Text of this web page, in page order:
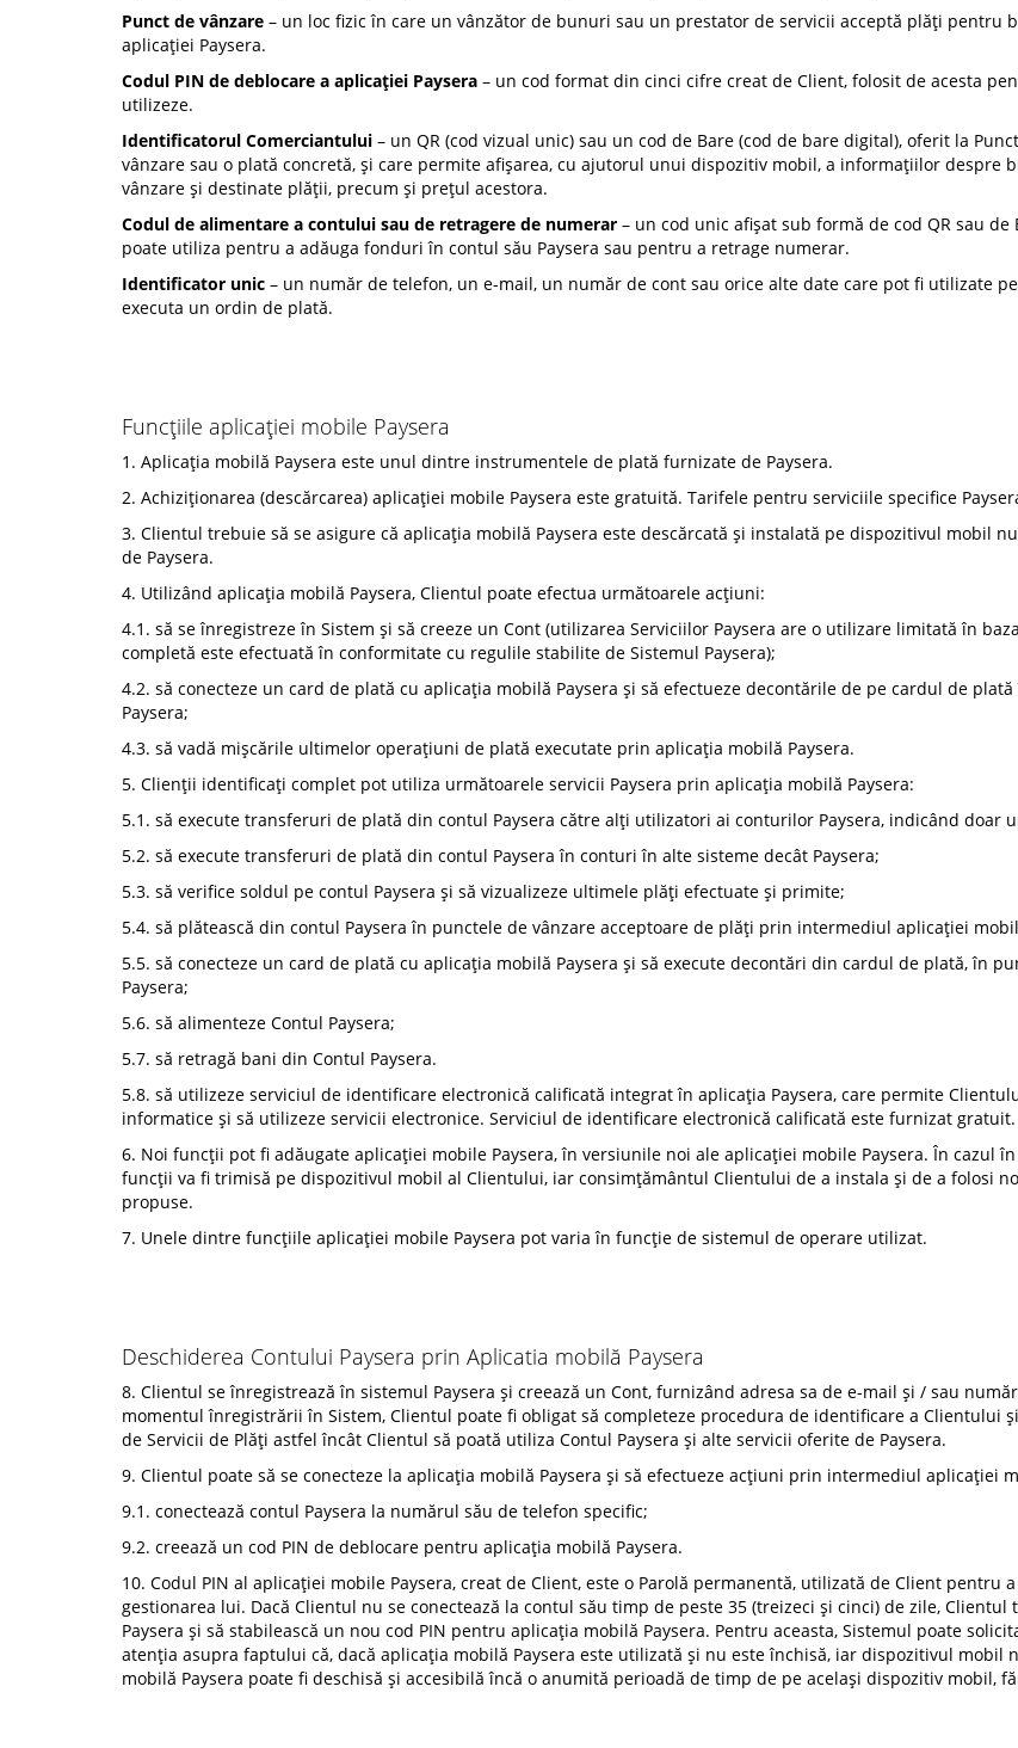
Punct de vânzare – un loc fizic în care un vânzător de bunuri sau un prestator de servicii acceptă plăți
aplicației Paysera.
Codul PIN de deblocare a aplicației Paysera – un cod format din cinci cifre creat de Client, folosit de acesta
utilizeze.
Identificatorul Comerciantului – un QR (cod vizual unic) sau un cod de Bare (cod de bare digital), oferit la
vânzare sau o plată concretă, și care permite afișarea, cu ajutorul unui dispozitiv mobil, a informațiilor despre
vânzare și destinate plății, precum și prețul acestora.
Codul de alimentare a contului sau de retragere de numerar – un cod unic afișat sub formă de cod QR sau
poate utiliza pentru a adăuga fonduri în contul său Paysera sau pentru a retrage numerar.
Identificator unic – un număr de telefon, un e-mail, un număr de cont sau orice alte date care pot fi utilizate
executa un ordin de plată.
Funcțiile aplicației mobile Paysera
1. Aplicația mobilă Paysera este unul dintre instrumentele de plată furnizate de Paysera.
2. Achiziționarea (descărcarea) aplicației mobile Paysera este gratuită. Tarifele pentru serviciile specifice
3. Clientul trebuie să se asigure că aplicația mobilă Paysera este descărcată și instalată pe dispozitivul mobil
de Paysera.
4. Utilizând aplicația mobilă Paysera, Clientul poate efectua următoarele acțiuni:
4.1. să se înregistreze în Sistem și să creeze un Cont (utilizarea Serviciilor Paysera are o utilizare limitată în
completă este efectuată în conformitate cu regulile stabilite de Sistemul Paysera);
4.2. să conecteze un card de plată cu aplicația mobilă Paysera și să efectueze decontările de pe cardul de
Paysera;
4.3. să vadă mișcările ultimelor operațiuni de plată executate prin aplicația mobilă Paysera.
5. Clienții identificați complet pot utiliza următoarele servicii Paysera prin aplicația mobilă Paysera:
5.1. să execute transferuri de plată din contul Paysera către alți utilizatori ai conturilor Paysera, indicând doar
5.2. să execute transferuri de plată din contul Paysera în conturi în alte sisteme decât Paysera;
5.3. să verifice soldul pe contul Paysera și să vizualizeze ultimele plăți efectuate și primite;
5.4. să plătească din contul Paysera în punctele de vânzare acceptoare de plăți prin intermediul aplicației
5.5. să conecteze un card de plată cu aplicația mobilă Paysera și să execute decontări din cardul de plată, în
Paysera;
5.6. să alimenteze Contul Paysera;
5.7. să retragă bani din Contul Paysera.
5.8. să utilizeze serviciul de identificare electronică calificată integrat în aplicația Paysera, care permite
informatice și să utilizeze servicii electronice. Serviciul de identificare electronică calificată este furnizat gratuit.
6. Noi funcții pot fi adăugate aplicației mobile Paysera, în versiunile noi ale aplicației mobile Paysera. În cazul
funcții va fi trimisă pe dispozitivul mobil al Clientului, iar consimțământul Clientului de a instala și de a folosi
propuse.
7. Unele dintre funcțiile aplicației mobile Paysera pot varia în funcție de sistemul de operare utilizat.
Deschiderea Contului Paysera prin Aplicatia mobilă Paysera
8. Clientul se înregistrează în sistemul Paysera și creează un Cont, furnizând adresa sa de e-mail și / sau
momentul înregistrării în Sistem, Clientul poate fi obligat să completeze procedura de identificare a Clientului
de Servicii de Plăți astfel încât Clientul să poată utiliza Contul Paysera și alte servicii oferite de Paysera.
9. Clientul poate să se conecteze la aplicația mobilă Paysera și să efectueze acțiuni prin intermediul aplicației
9.1. conectează contul Paysera la numărul său de telefon specific;
9.2. creează un cod PIN de deblocare pentru aplicația mobilă Paysera.
10. Codul PIN al aplicației mobile Paysera, creat de Client, este o Parolă permanentă, utilizată de Client pentru
gestionarea lui. Dacă Clientul nu se conectează la contul său timp de peste 35 (treizeci și cinci) de zile,
Paysera și să stabilească un nou cod PIN pentru aplicația mobilă Paysera. Pentru aceasta, Sistemul poate
atenția asupra faptului că, dacă aplicația mobilă Paysera este utilizată și nu este închisă, iar dispozitivul
mobilă Paysera poate fi deschisă și accesibilă încă o anumită perioadă de timp de pe același dispozitiv mobil,